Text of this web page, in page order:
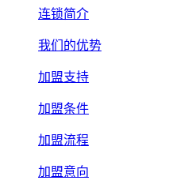
连锁简介
我们的优势
加盟支持
加盟条件
加盟流程
加盟意向